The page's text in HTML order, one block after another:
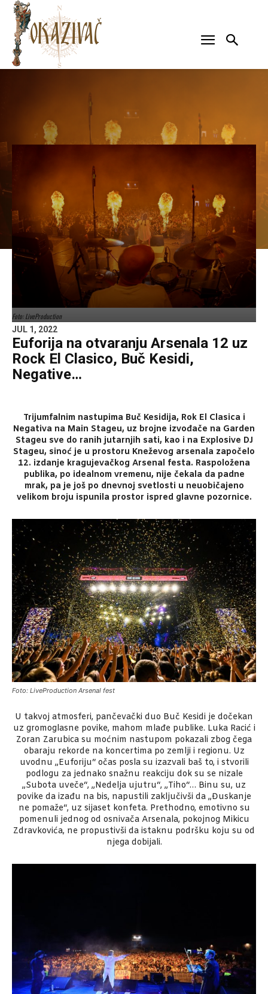
Foto: LiveProduction
JUL 1, 2022
Euforija na otvaranju Arsenala 12 uz
Rock El Clasico, Buč Kesidi,
Negative…
Trijumfalnim nastupima Buč Kesidija, Rok El Clasica i
Negativa na Main Stageu, uz brojne izvođače na Garden
Stageu sve do ranih jutarnjih sati, kao i na Explosive DJ
Stageu, sinoć je u prostoru Kneževog arsenala započelo
12. izdanje kragujevačkog Arsenal festa. Raspoložena
publika, po idealnom vremenu, nije čekala da padne
mrak, pa je još po dnevnoj svetlosti u neuobičajeno
velikom broju ispunila prostor ispred glavne pozornice.
Foto: LiveProduction Arsenal fest
U takvoj atmosferi, pančevački duo Buč Kesidi je dočekan
uz gromoglasne povike, mahom mlađe publike. Luka Racić i
Zoran Zarubica su moćnim nastupom pokazali zbog čega
obaraju rekorde na koncertima po zemlji i regionu. Uz
uvodnu „Euforiju“ očas posla su izazvali baš to, i stvorili
podlogu za jednako snažnu reakciju dok su se nizale
„Subota uveče“, „Nedelja ujutru“, „Tiho“… Binu su, uz
povike da izađu na bis, napustili zaključivši da „Đuskanje
ne pomaže“, uz sijaset konfeta. Prethodno, emotivno su
pomenuli jednog od osnivača Arsenala, pokojnog Mikicu
Zdravkovića, ne propustivši da istaknu podršku koju su od
njega dobijali.